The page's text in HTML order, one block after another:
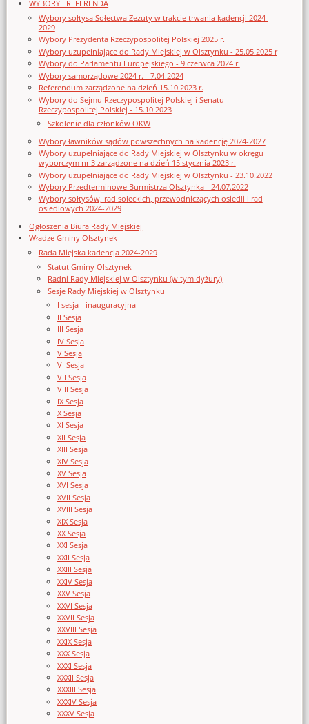
WYBORY I REFERENDA
Wybory sołtysa Sołectwa Zezuty w trakcie trwania kadencji 2024-
2029
Wybory Prezydenta Rzeczypospolitej Polskiej 2025 r.
Wybory uzupełniające do Rady Miejskiej w Olsztynku - 25.05.2025 r
Wybory do Parlamentu Europejskiego - 9 czerwca 2024 r.
Wybory samorządowe 2024 r. - 7.04.2024
Referendum zarządzone na dzień 15.10.2023 r.
Wybory do Sejmu Rzeczypospolitej Polskiej i Senatu
Rzeczypospolitej Polskiej - 15.10.2023
Szkolenie dla członków OKW
Wybory ławników sądów powszechnych na kadencję 2024-2027
Wybory uzupełniające do Rady Miejskiej w Olsztynku w okręgu
wyborczym nr 3 zarządzone na dzień 15 stycznia 2023 r.
Wybory uzupełniające do Rady Miejskiej w Olsztynku - 23.10.2022
Wybory Przedterminowe Burmistrza Olsztynka - 24.07.2022
Wybory sołtysów, rad sołeckich, przewodniczących osiedli i rad
osiedlowych 2024-2029
Ogłoszenia Biura Rady Miejskiej
Władze Gminy Olsztynek
Rada Miejska kadencja 2024-2029
Statut Gminy Olsztynek
Radni Rady Miejskiej w Olsztynku (w tym dyżury)
Sesje Rady Miejskiej w Olsztynku
I sesja - inauguracyjna
II Sesja
III Sesja
IV Sesja
V Sesja
VI Sesja
VII Sesja
VIII Sesja
IX Sesja
X Sesja
XI Sesja
XII Sesja
XIII Sesja
XIV Sesja
XV Sesja
XVI Sesja
XVII Sesja
XVIII Sesja
XIX Sesja
XX Sesja
XXI Sesja
XXII Sesja
XXIII Sesja
XXIV Sesja
XXV Sesja
XXVI Sesja
XXVII Sesja
XXVIII Sesja
XXIX Sesja
XXX Sesja
XXXI Sesja
XXXII Sesja
XXXIII Sesja
XXXIV Sesja
XXXV Sesja